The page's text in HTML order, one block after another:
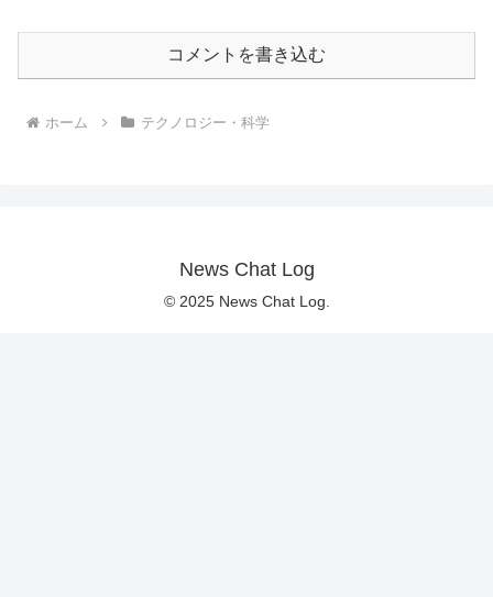
コメントを書き込む
ホーム テクノロジー・科学
News Chat Log
© 2025 News Chat Log.